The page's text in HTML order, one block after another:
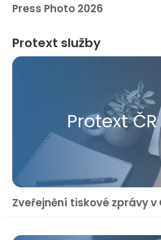
Press Photo 2026
Protext služby
Protext ČR
Zveřejnění tiskové zprávy